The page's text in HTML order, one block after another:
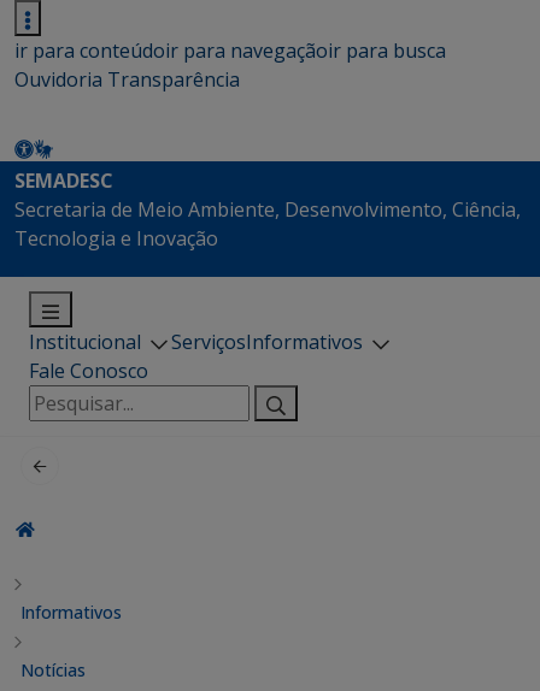
ir para conteúdoir para navegaçãoir para busca
Ouvidoria Transparência
SEMADESC
Secretaria de Meio Ambiente, Desenvolvimento, Ciência,
Tecnologia e Inovação
Institucional ServiçosInformativos
Fale Conosco
Pesquisar
por:
Informativos
Notícias